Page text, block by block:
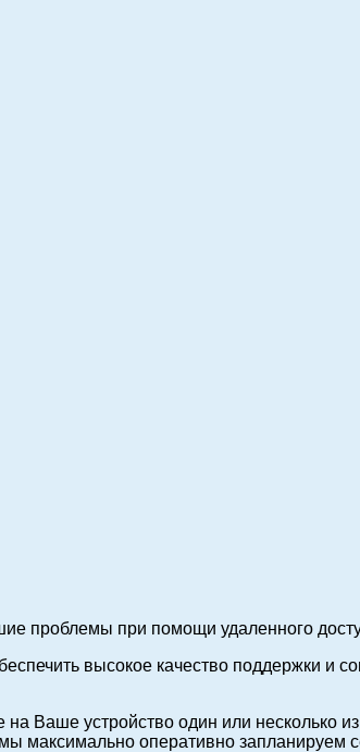
проблемы при помощи удаленного
высокое качество поддержки и
Ваше устройство один или несколько
максимально оперативно запланируем